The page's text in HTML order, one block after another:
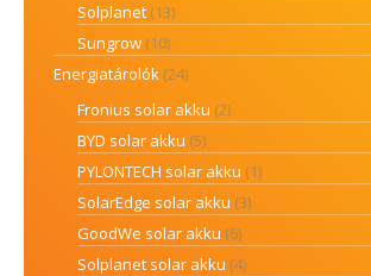
Solplanet (13)
Sungrow (10)
Energiatárolók (24)
Fronius solar akku (2)
BYD solar akku (5)
PYLONTECH solar akku (1)
SolarEdge solar akku (3)
GoodWe solar akku (6)
Solplanet solar akku (4)